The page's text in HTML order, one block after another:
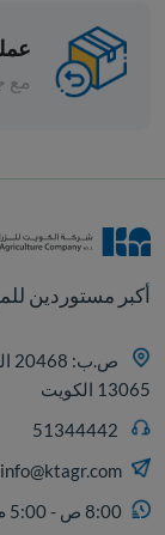
مع
أكبر مستوردين
13065 الكويت
info@ktagr.com
8:00 ص - 5:00 م،